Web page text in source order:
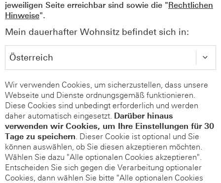
jeweiligen Seite erreichbar sind sowie die "Rechtlichen
Hinweise".
Mein dauerhafter Wohnsitz befindet sich in:
Wir verwenden Cookies, um sicherzustellen, dass unsere
Webseite und Dienste ordnungsgemäß funktionieren.
Diese Cookies sind unbedingt erforderlich und werden
daher automatisch eingesetzt. Darüber hinaus
verwenden wir Cookies, um Ihre Einstellungen für 30
Tage zu speichern. Dieser Cookie ist optional und Sie
können auswählen, ob Sie diesen akzeptieren möchten.
Wählen Sie dazu "Alle optionalen Cookies akzeptieren".
Entscheiden Sie sich gegen die Verarbeitung optionaler
Cookies, dann wählen Sie bitte "Alle optionalen Cookies